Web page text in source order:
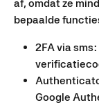
af, omdat ze
bepaalde
2FA via
Google